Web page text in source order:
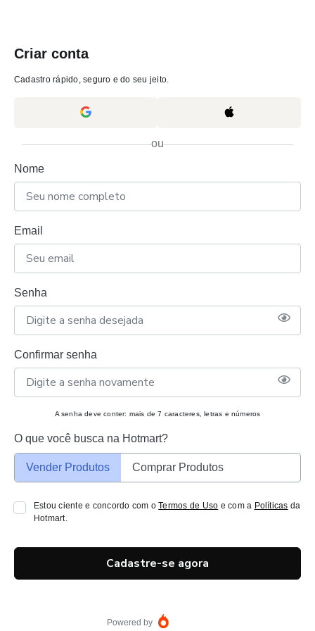
Criar conta
Cadastro rápido, seguro e do seu jeito.
ou
Nome
Email
Senha
Confirmar senha
A senha deve conter: mais de 7 caracteres, letras e números
O que você busca na Hotmart?
Vender Produtos Comprar Produtos
Estou ciente e concordo com oTermos de Uso e com a Políticas da
Hotmart.
Cadastre-se agora
Powered by